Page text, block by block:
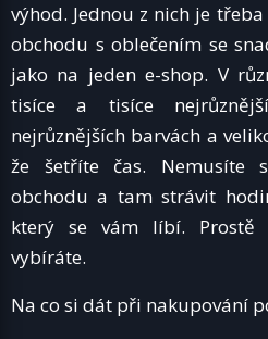
výhod. Jednou z nich je
obchodu s oblečením se
jako na jeden e-shop. V
tisíce a tisíce
nejrůznějších barvách a
že šetříte čas. Nemusíte
obchodu a tam strávit
který se vám líbí. Prostě
vybíráte.
Na co si dát při nakupování